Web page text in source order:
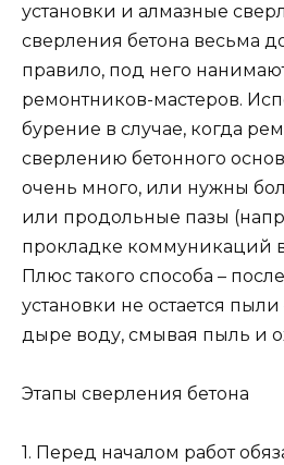
установки и алмазные
сверления бетона весьма
правило, под него
ремонтников-мастеров.
бурение в случае, когда
сверлению бетонного
очень много, или нужны
или продольные пазы
прокладке коммуникаций
Плюс такого способа –
установки не остается пыли
дыре воду, смывая пыль и
Этапы сверления бетона
1. Перед началом работ